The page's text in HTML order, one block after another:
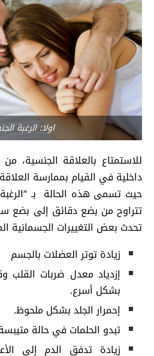
اولا: الرغبة
للاستمتاع بالعلاقة الجنسية،
داخلية في القيام بممارسة
حيث تسمى هذه الحالة بـ
تتراوح من بضع دقائق إلى بضع
تحدث بعض التغييرات الجسمانية
زيادة توتر العضلات بالجسم
إزدياد معدل ضربات القلب
بشكل أسرع.
إحمرار الجلد بشكل ملحوظ.
تبدو الحلمات في حالة
زيادة تدفق الدم إلى